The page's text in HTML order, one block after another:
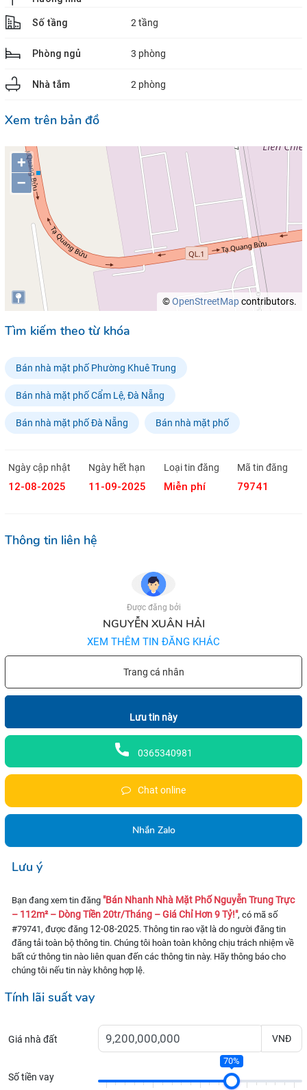
Số tầng
2 tầng
Phòng ngủ 3 phòng
Nhà tắm 2 phòng
Xem trên bản đồ
+
–
©OpenStreetMapcontributors.
Tìm kiếm theo từ khóa
Bán nhà mặt phố Phường Khuê Trung
Bán nhà mặt phố Cẩm Lệ, Đà Nẵng
Bán nhà mặt phố Đà Nẵng Bán nhà mặt phố
Ngày cập nhật
12-08-2025
Ngày hết hạn
11-09-2025
Loại tin đăng
Miễn phí
Mã tin đăng
79741
Thông tin liên hệ
Được đăng bởi
NGUYỄN XUÂN HẢI
XEM THÊM TIN ĐĂNG KHÁC
Trang cá nhân
Lưu tin này
0365340981
Chat online
Nhắn Zalo
Lưu ý
Bạn đang xem tin đăng "Bán Nhanh Nhà Mặt Phố Nguyễn Trung Trực
– 112m² – Dòng Tiền 20tr/Tháng – Giá Chỉ Hơn 9 Tỷ!", có mã số
#79741, được đăng 12-08-2025. Thông tin rao vặt là do người đăng tin
đăng tải toàn bộ thông tin. Chúng tôi hoàn toàn không chịu trách nhiệm về
bất cứ thông tin nào liên quan đến các thông tin này. Hãy thông báo cho
chúng tôi nếu tin này không hợp lệ.
Tính lãi suất vay
Giá nhà đất VNĐ
Số tiền vay
70%